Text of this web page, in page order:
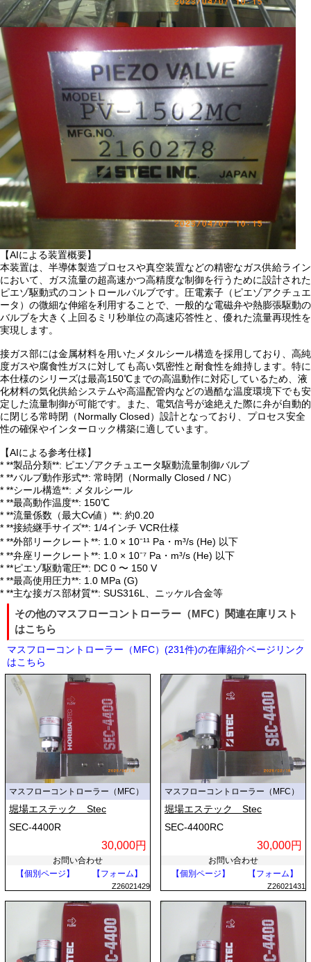
【AIによる装置概要】
本装置は、半導体製造プロセスや真空装置などの精密なガス供給ライン
において、ガス流量の超高速かつ高精度な制御を行うために設計された
ピエゾ駆動式のコントロールバルブです。圧電素子（ピエゾアクチュエ
ータ）の微細な伸縮を利用することで、一般的な電磁弁や熱膨張駆動の
バルブを大きく上回るミリ秒単位の高速応答性と、優れた流量再現性を
実現します。
接ガス部には金属材料を用いたメタルシール構造を採用しており、高純
度ガスや腐食性ガスに対しても高い気密性と耐食性を維持します。特に
本仕様のシリーズは最高150℃までの高温動作に対応しているため、液
化材料の気化供給システムや高温配管内などの過酷な温度環境下でも安
定した流量制御が可能です。また、電気信号が途絶えた際に弁が自動的
に閉じる常時閉（Normally Closed）設計となっており、プロセス安全
性の確保やインターロック構築に適しています。
【AIによる参考仕様】
* **製品分類**: ピエゾアクチュエータ駆動流量制御バルブ
* **バルブ動作形式**: 常時閉（Normally Closed / NC）
* **シール構造**: メタルシール
* **最高動作温度**: 150℃
* **流量係数（最大Cv値）**: 約0.20
* **接続継手サイズ**: 1/4インチ VCR仕様
* **外部リークレート**: 1.0 × 10⁻¹¹ Pa・m³/s (He) 以下
* **弁座リークレート**: 1.0 × 10⁻⁷ Pa・m³/s (He) 以下
* **ピエゾ駆動電圧**: DC 0 〜 150 V
* **最高使用圧力**: 1.0 MPa (G)
* **主な接ガス部材質**: SUS316L、ニッケル合金等
その他のマスフローコントローラー（MFC）関連在庫リスト
はこちら
マスフローコントローラー（MFC）(231件)の在庫紹介ページリンク
はこちら
マスフローコントローラー（MFC）
堀場エステック Stec
SEC-4400R
30,000円
お問い合わせ
【個別ページ】
【フォーム】
Z26021429
マスフローコントローラー（MFC）
堀場エステック Stec
SEC-4400RC
30,000円
お問い合わせ
【個別ページ】
【フォーム】
Z26021431